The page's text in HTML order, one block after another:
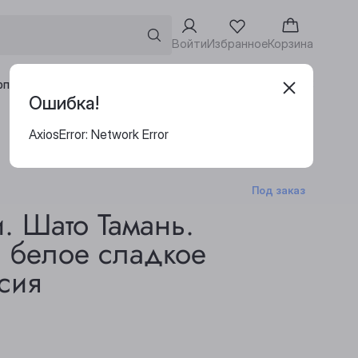
ВойтиИзбранноеКорзина
клиентам Адреса винотек
Под заказ
Шато Тамань.
сладкое
Ошибка!
AxiosError: Network Error